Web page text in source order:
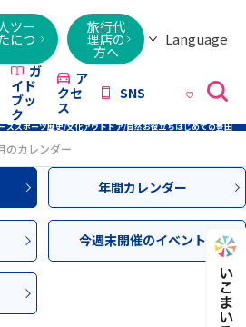
ツー
につ
旅行代
理店の
方へ
Language
Việt
ガ
イド
ブッ
ク
ア
クセ
ス
SNS
ススポーツ歴史/文化アウトドア/自然お役立ちはじめての豊田
のカレンダー
年間カレンダー
今週末開催のイベント